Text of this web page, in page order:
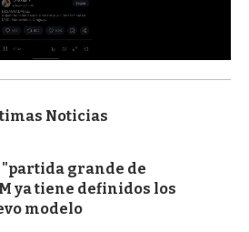
Noticias
"partida grande de
ya tiene definidos los
modelo